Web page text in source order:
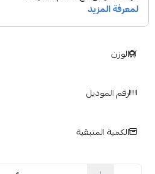
الوزن
رقم الموديل
الكمية المتبقية